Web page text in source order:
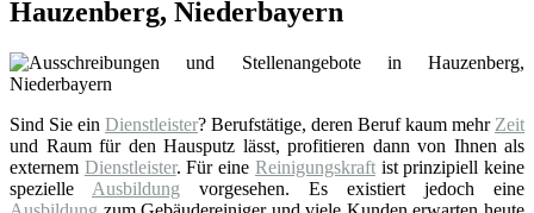
Hauzenberg, Niederbayern
Sind Sie ein Dienstleister? Berufstätige, deren Beruf kaum mehr Zeit
und Raum für den Hausputz lässt, profitieren dann von Ihnen als
externem Dienstleister. Für eine Reinigungskraftist prinzipiell keine
spezielle Ausbildung vorgesehen. Es existiert jedoch eine